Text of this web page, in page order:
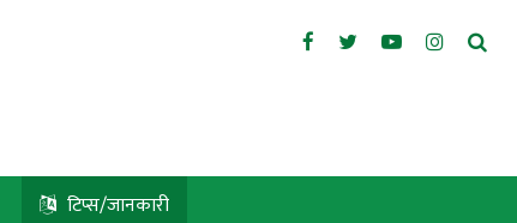
टिप्स/जानकारी